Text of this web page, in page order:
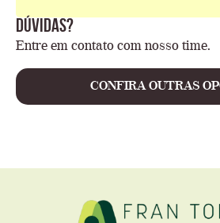
dúvidas?
Entre em contato com nosso time.
CONFIRA OUTRAS